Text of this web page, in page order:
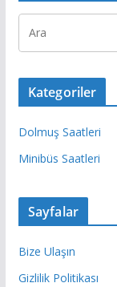
Kategoriler
Dolmuş Saatleri
Minibüs Saatleri
Sayfalar
Bize Ulaşın
Gizlilik Politikası